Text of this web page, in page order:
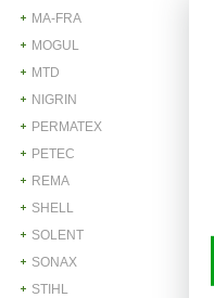
MA-FRA
MOGUL
MTD
NIGRIN
PERMATEX
PETEC
REMA
SHELL
SOLENT
SONAX
STIHL